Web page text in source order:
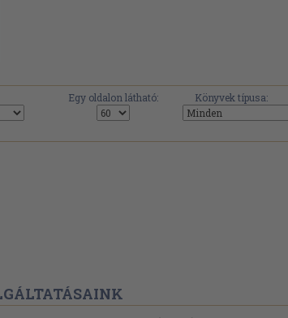
Egy oldalon látható: Könyvek típusa: